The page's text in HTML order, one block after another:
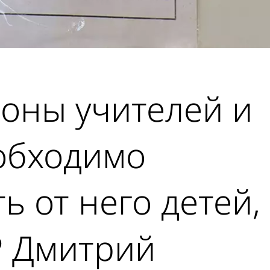
учителей и
от него детей,
Дмитрий